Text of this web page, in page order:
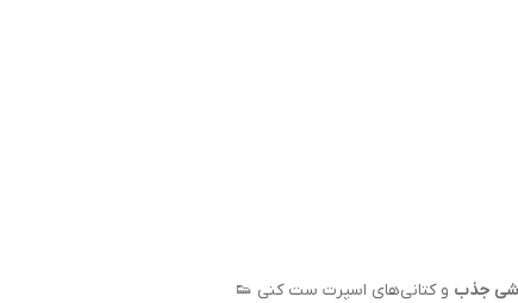
جذب و کتانی‌های اسپرت ست کنی 👟